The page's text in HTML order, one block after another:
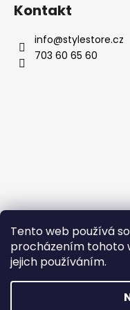
Tento web používá
procházením tohoto
jejich používáním.
Kontakt
info@stylestore.cz
703 60 65 60